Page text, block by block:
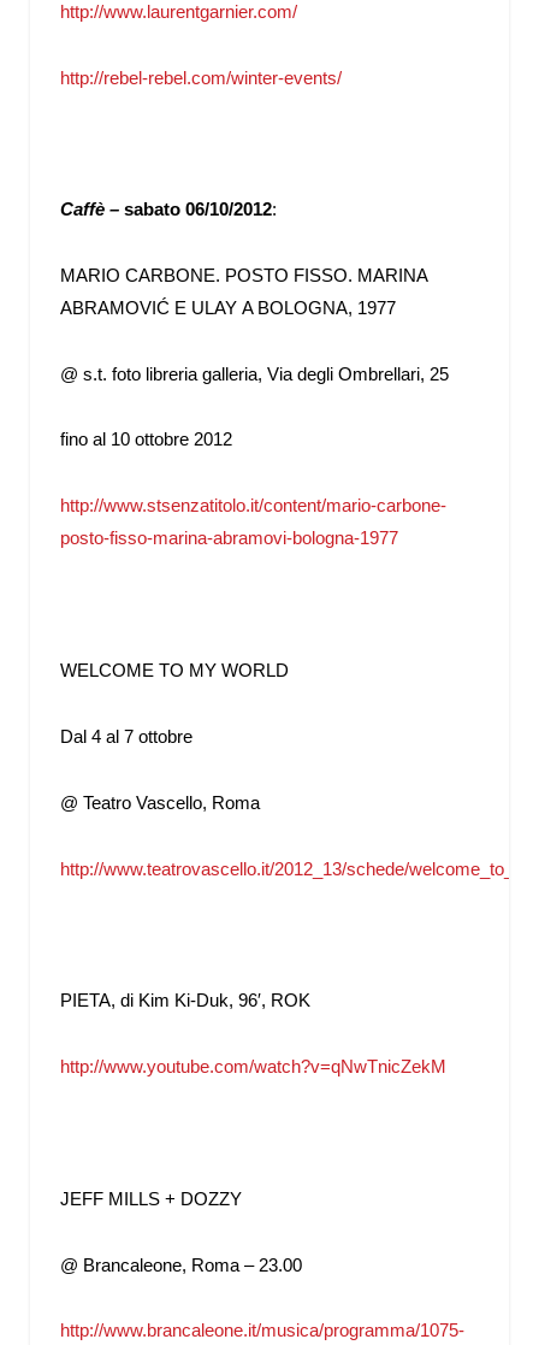
http://www.laurentgarnier.com/
http://rebel-rebel.com/winter-events/
Caffè – sabato 06/10/2012:
MARIO CARBONE. POSTO FISSO. MARINA
ABRAMOVIĆ E ULAY A BOLOGNA, 1977
@ s.t. foto libreria galleria, Via degli Ombrellari, 25
fino al 10 ottobre 2012
http://www.stsenzatitolo.it/content/mario-carbone-
posto-fisso-marina-abramovi-bologna-1977
WELCOME TO MY WORLD
Dal 4 al 7 ottobre
@ Teatro Vascello, Roma
http://www.teatrovascello.it/2012_13/schede/
PIETA, di Kim Ki-Duk, 96′, ROK
http://www.youtube.com/watch?v=qNwTnicZekM
JEFF MILLS + DOZZY
@ Brancaleone, Roma – 23.00
http://www.brancaleone.it/musica/programma/1075-